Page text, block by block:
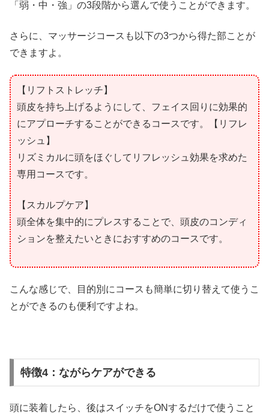
「弱・中・強」の3段階から選んで使うことができます。
さらに、マッサージコースも以下の3つから得た部ことが
できますよ。
【リフトストレッチ】
頭皮を持ち上げるようにして、フェイス回りに効果的
にアプローチすることができるコースです。【リフレ
ッシュ】
リズミカルに頭をほぐしてリフレッシュ効果を求めた
専用コースです。
【スカルプケア】
頭全体を集中的にプレスすることで、頭皮のコンディ
ションを整えたいときにおすすめのコースです。
こんな感じで、目的別にコースも簡単に切り替えて使うこ
とができるのも便利ですよね。
特徴4：ながらケアができる
頭に装着したら、後はスイッチをONするだけで使うこと